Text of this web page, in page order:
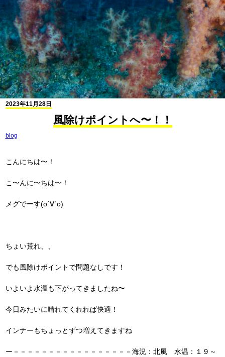
2023年11月28日
風除けポイントへ〜！！
blog
こんにちは〜！
こ〜んに〜ちは〜！
メグでーす(о´∀`о)
ちょい荒れ、、
でも風除けポイントで問題なしです！
いよいよ水温も下がってきましたね〜
今日みたいに晴れてくれれば快適！
インナーもちょっとずつ増えてきますね
ー－－－－－－－－－－－－－－－－－海況：北風 水温：１９～